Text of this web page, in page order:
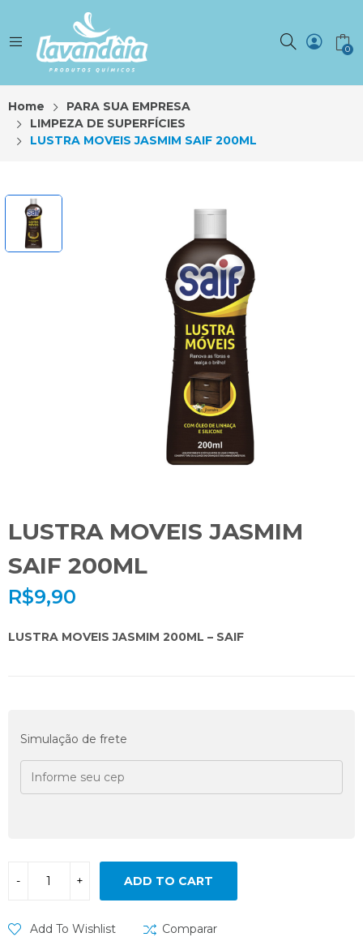
0
Home
PARA SUA EMPRESA
LIMPEZA DE SUPERFÍCIES
LUSTRA MOVEIS JASMIM SAIF 200ML
LUSTRA MOVEIS JASMIM
SAIF 200ML
R$9,90
LUSTRA MOVEIS JASMIM 200ML – SAIF
Simulação de frete
ADD TO CART
Add To Wishlist Comparar